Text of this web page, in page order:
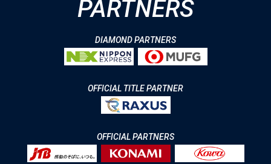
PARTNERS
DIAMOND PARTNERS
OFFICIAL TITLE PARTNER
OFFICIAL PARTNERS